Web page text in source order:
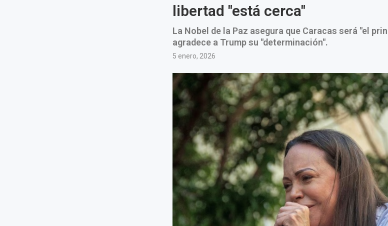
libertad "está cerca"
La Nobel de la Paz asegura que Caracas será "el
agradece a Trump su "determinación".
5 enero, 2026